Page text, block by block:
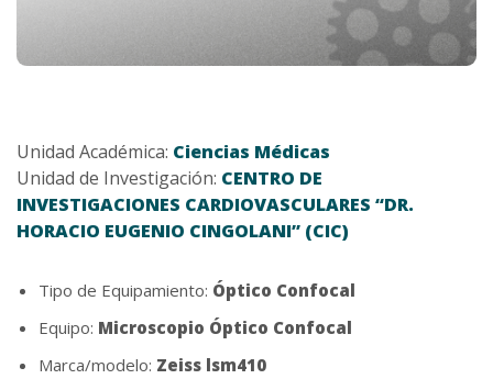
Unidad Académica: Ciencias Médicas
Unidad de Investigación: CENTRO DE
INVESTIGACIONES CARDIOVASCULARES “DR.
HORACIO EUGENIO CINGOLANI” (CIC)
Tipo de Equipamiento: Óptico Confocal
Equipo: Microscopio Óptico Confocal
Marca/modelo: Zeiss lsm410